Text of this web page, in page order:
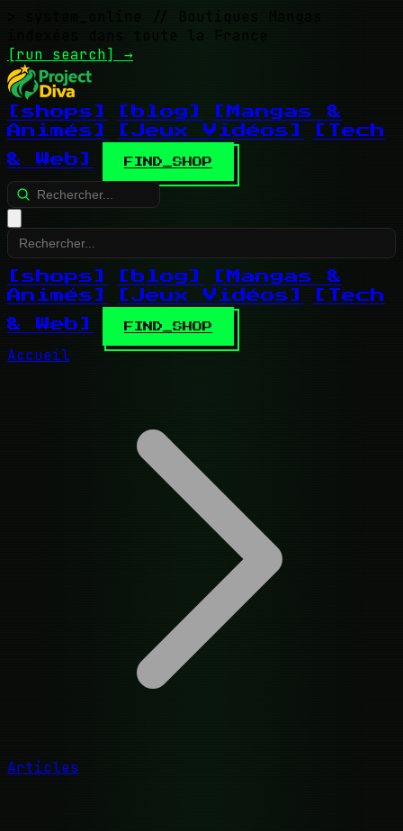
// Boutiques Mangas
indexées dans toute la France
[run search] →
[shops] [blog]
[Mangas &
Animés]
[Jeux Vidéos]
[Tech
& Web]
FIND_SHOP
[shops] [blog]
[Mangas &
Animés]
[Jeux Vidéos]
[Tech
& Web]
FIND_SHOP
Accueil
Articles